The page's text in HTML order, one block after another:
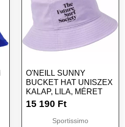
O'NEILL SUNNY
BUCKET HAT UNISZEX
KALAP, LILA, MÉRET
15 190 Ft
Sportissimo